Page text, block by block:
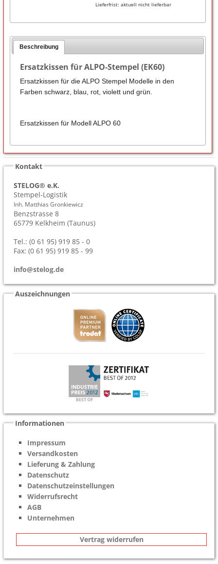
Lieferfrist: aktuell nicht lieferbar
Beschreibung
Ersatzkissen für ALPO-Stempel (EK60)
Ersatzkissen für die ALPO Stempel Modelle in den
Farben schwarz, blau, rot, violett und grün.
Ersatzkissen für Modell ALPO 60
Kontakt
STELOG® e.K.
Stempel-Logistik
Inh. Matthias Gronkiewicz
Benzstrasse 8
65779 Kelkheim (Taunus)
Tel.: (0 61 95) 919 85 - 0
Fax: (0 61 95) 919 85 - 99
info@stelog.de
Auszeichnungen
Informationen
Impressum
Versandkosten
Lieferung & Zahlung
Datenschutz
Datenschutzeinstellungen
Widerrufsrecht
AGB
Unternehmen
Vertrag widerrufen